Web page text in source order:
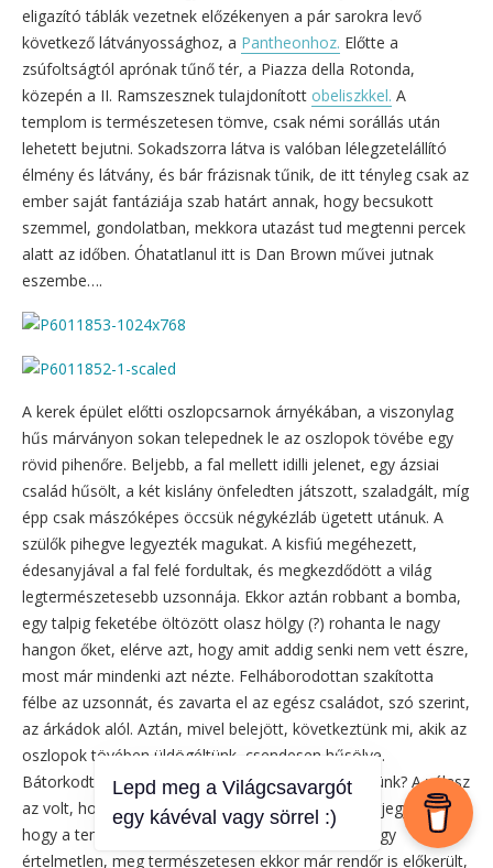
eligazító táblák vezetnek előzékenyen a pár sarokra levő
következő látványossághoz, a Pantheonhoz. Előtte a
zsúfoltságtól aprónak tűnő tér, a Piazza della Rotonda,
közepén a II. Ramszesznek tulajdonított obeliszkkel. A
templom is természetesen tömve, csak némi sorállás után
lehetett bejutni. Sokadszorra látva is valóban lélegzetelállító
élmény és látvány, és bár frázisnak tűnik, de itt tényleg csak az
ember saját fantáziája szab határt annak, hogy becsukott
szemmel, gondolatban, mekkora utazást tud megtenni percek
alatt az időben. Óhatatlanul itt is Dan Brown művei jutnak
eszembe….
A kerek épület előtti oszlopcsarnok árnyékában, a viszonylag
hűs márványon sokan telepednek le az oszlopok tövébe egy
rövid pihenőre. Beljebb, a fal mellett idilli jelenet, egy ázsiai
család hűsölt, a két kislány önfeledten játszott, szaladgált, míg
épp csak mászóképes öccsük négykézláb ügetett utánuk. A
szülők pihegve legyezték magukat. A kisfiú megéhezett,
édesanyjával a fal felé fordultak, és megkezdődött a világ
legtermészetesebb uzsonnája. Ekkor aztán robbant a bomba,
egy talpig feketébe öltözött olasz hölgy (?) rohanta le nagy
hangon őket, elérve azt, hogy amit addig senki nem vett észre,
most már mindenki azt nézte. Felháborodottan szakította
félbe az uzsonnát, és zavarta el az egész családot, szó szerint,
az árkádok alól. Aztán, mivel belejött, következtünk mi, akik az
oszlopok tövében üldögéltünk, csendesen hűsölve.
Bátorkodtam megkérdezni, hogy miért nem ülhetünk? A válasz
az volt, hogy ez egy templom. Még óvatosan megjegyeztem,
hogy a templomban ülni is szoktak, de tudtam, hogy
értelmetlen, meg természetesen ekkor már rendőr is előkerült,
Lepd meg a Világcsavargót
egy kávéval vagy sörrel :)